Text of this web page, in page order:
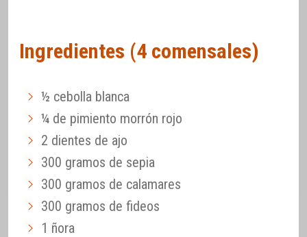
Ingredientes (4 comensales)
½ cebolla blanca
¼ de pimiento morrón rojo
2 dientes de ajo
300 gramos de sepia
300 gramos de calamares
300 gramos de fideos
1 ñora